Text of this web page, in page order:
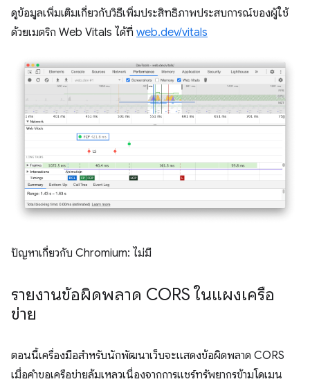
ดูข้อมูลเพิ่มเติมเกี่ยวกับวิธีเพิ่มประสิทธิภาพประสบการณ์ของผู้ใช้
ด้วยเมตริก Web Vitals ได้ที่ web.dev/vitals
ปัญหาเกี่ยวกับ Chromium: ไม่มี
รายงานข้อผิดพลาด CORS ในแผงเครือ
ข่าย
ตอนนี้เครื่องมือสำหรับนักพัฒนาเว็บจะแสดงข้อผิดพลาด CORS
เมื่อคำขอเครือข่ายล้มเหลวเนื่องจากการแชร์ทรัพยากรข้ามโดเมน